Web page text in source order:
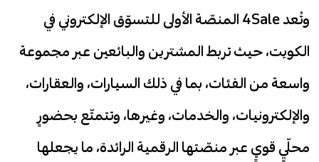
وتُعد 4Sale المنصّة الأولى للتسوّق الإلكتروني في
الكويت، حيث تربط المشترين والبائعين عبر مجموعة
واسعة من الفئات، بما في ذلك السيارات، والعقارات،
والإلكترونيات، والخدمات، وغيرها، وتتمتّع بحضورٍ
محلّيٍ قويٍ عبر منصّتها الرقمية الرائدة، ما يجعلها